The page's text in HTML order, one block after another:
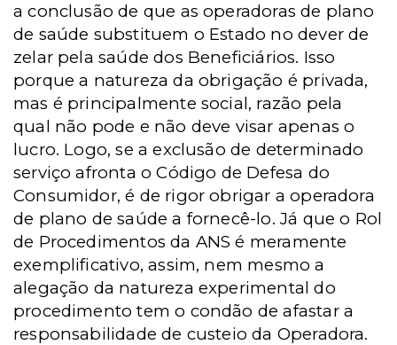
a conclusão de que as operadoras de plano
de saúde substituem o Estado no dever de
zelar pela saúde dos Beneficiários. Isso
porque a natureza da obrigação é privada,
mas é principalmente social, razão pela
qual não pode e não deve visar apenas o
lucro. Logo, se a exclusão de determinado
serviço afronta o Código de Defesa do
Consumidor, é de rigor obrigar a operadora
de plano de saúde a fornecê-lo.Já que o Rol
de Procedimentos da ANS é meramente
exemplificativo, assim, nem mesmo a
alegação da natureza experimental do
procedimento tem o condão de afastar a
responsabilidade de custeio da Operadora.